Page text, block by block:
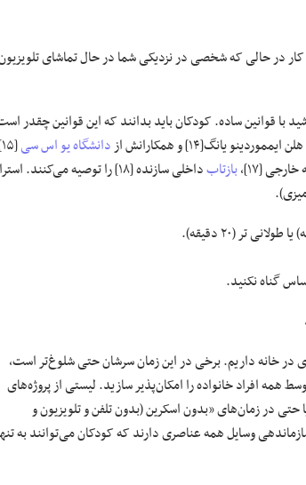
کار در حالی که شخصی در نزدیکی شما در حال تماشای
قوانین ساده. کودکان باید بدانند که این قوانین چقدر
دانشگاه یو اس سی
بازتاب
داخلی سازنده [۱۸] را توصیه
تر (۲۰ دقیقه).
گناه نکنید.
در خانه داریم. برخی در این زمان سرشان حتی شلوغ‌تر است،
همه افراد خانواده را امکان‌پذیر سازید. لیستی از پروژه‌های
در زمان‌های «بدون اسکرین (بدون تلفن و تلویزیون و
وسایل همه عناصری دارند که کودکان می‌توانند به